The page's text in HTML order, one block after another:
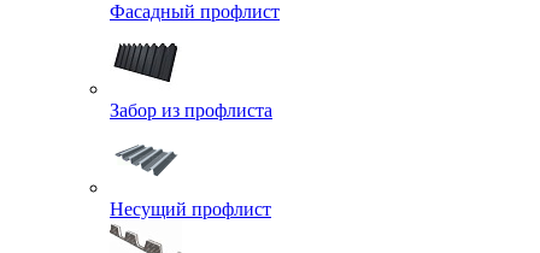
Фасадный профлист
Забор из профлиста
Несущий профлист